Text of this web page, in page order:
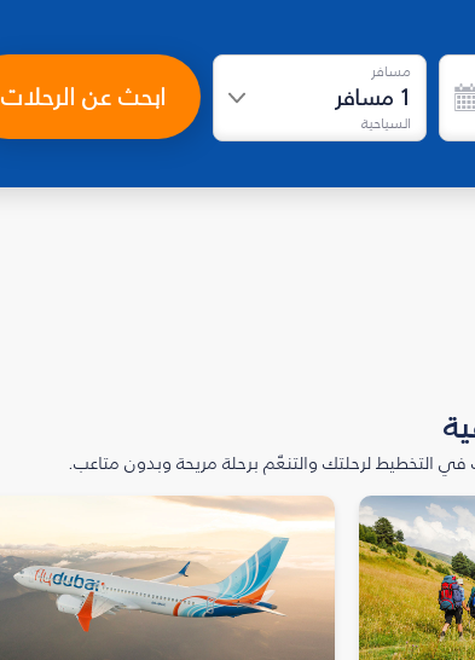
مسافر
1 مسافر
السياحية
ابحث عن الرحلات
التخطيط لرحلتك والتنعّم برحلة مريحة وبدون متاعب.